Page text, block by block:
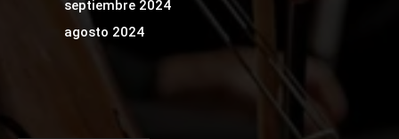
septiembre 2024
agosto 2024